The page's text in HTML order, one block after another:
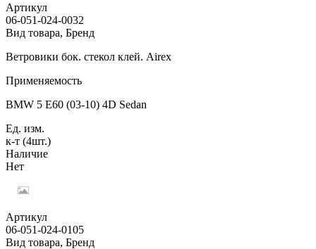
Артикул
06-051-024-0032
Вид товара, Бренд
Ветровики бок. стекол клей. Airex
Применяемость
BMW 5 E60 (03-10) 4D Sedan
Ед. изм.
к-т (4шт.)
Наличие
Нет
Артикул
06-051-024-0105
Вид товара, Бренд